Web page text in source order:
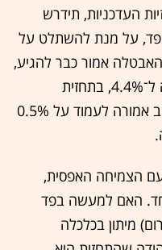
העדכניות, תידרש
על מנת להשתלט על
אמור כבר להגיע,
לפי בכירי הפד, ל־4.6% (בהשוואה ל־4.4%, בתחזית
מספטמבר). ואילו הצמיחה בארה"ב אמורה לעמוד על 0.5%
הצמיחה האפסית,
האם למעשה בפד
מיתון בכלכלה